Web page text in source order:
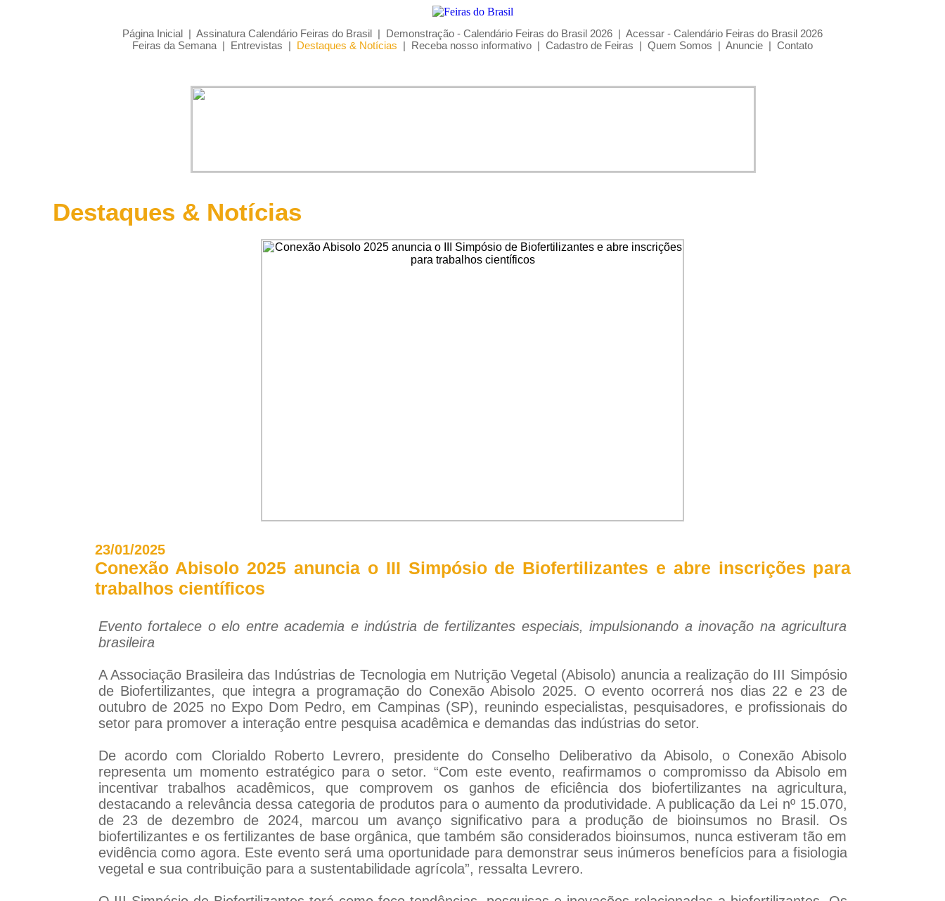
Página Inicial | Assinatura Calendário Feiras do Brasil | Demonstração - Calendário Feiras do Brasil 2026 | Acessar - Calendário Feiras do Brasil 2026
Feiras da Semana | Entrevistas | Destaques & Notícias | Receba nosso informativo | Cadastro de Feiras | Quem Somos | Anuncie | Contato
Destaques & Notícias
23/01/2025
Conexão Abisolo 2025 anuncia o III Simpósio de Biofertilizantes e abre inscrições para
trabalhos científicos
Evento fortalece o elo entre academia e indústria de fertilizantes especiais, impulsionando a inovação na agricultura
brasileira
A Associação Brasileira das Indústrias de Tecnologia em Nutrição Vegetal (Abisolo) anuncia a realização do III Simpósio
de Biofertilizantes, que integra a programação do Conexão Abisolo 2025. O evento ocorrerá nos dias 22 e 23 de
outubro de 2025 no Expo Dom Pedro, em Campinas (SP), reunindo especialistas, pesquisadores, e profissionais do
setor para promover a interação entre pesquisa acadêmica e demandas das indústrias do setor.
De acordo com Clorialdo Roberto Levrero, presidente do Conselho Deliberativo da Abisolo, o Conexão Abisolo
representa um momento estratégico para o setor. “Com este evento, reafirmamos o compromisso da Abisolo em
incentivar trabalhos acadêmicos, que comprovem os ganhos de eficiência dos biofertilizantes na agricultura,
destacando a relevância dessa categoria de produtos para o aumento da produtividade. A publicação da Lei nº 15.070,
de 23 de dezembro de 2024, marcou um avanço significativo para a produção de bioinsumos no Brasil. Os
biofertilizantes e os fertilizantes de base orgânica, que também são considerados bioinsumos, nunca estiveram tão em
evidência como agora. Este evento será uma oportunidade para demonstrar seus inúmeros benefícios para a fisiologia
vegetal e sua contribuição para a sustentabilidade agrícola”, ressalta Levrero.